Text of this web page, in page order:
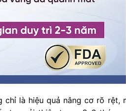
chỉ là hiệu quả nâng cơ rõ rệt,